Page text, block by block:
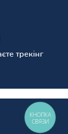
трекінг
КНОПКА
СВЯЗИ